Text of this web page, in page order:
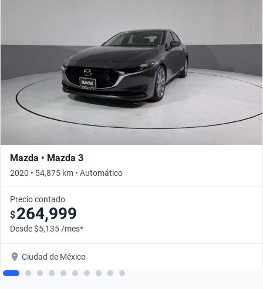
Mazda • Mazda 3
2020 • 54,875 km • Automático
Precio contado
$264,999
Desde $5,135 /mes*
Ciudad de México